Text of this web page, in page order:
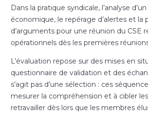
Dans la pratique syndicale, l’analyse
économique, le repérage d’alertes et la
d’arguments pour une réunion du CSE
opérationnels dès les premières
L’évaluation repose sur des mises en
questionnaire de validation et des
s’agit pas d’une sélection : ces
mesurer la compréhension et à cibler
retravailler dès lors que les membres